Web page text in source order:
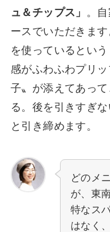
ュ＆チップス」
。
ースでいただきま
を使っているとい
感がふわふわプリ
子〟が添えてあっ
る。後を引きすぎ
と引き締めます。
どのメ
が、東
特なス
はなく